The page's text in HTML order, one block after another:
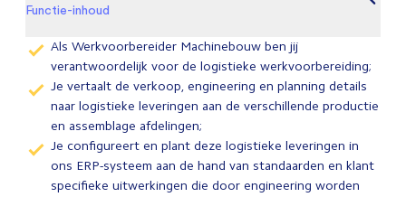
Functie-inhoud
Als Werkvoorbereider Machinebouw ben jij
verantwoordelijk voor de logistieke werkvoorbereiding;
Je vertaalt de verkoop, engineering en planning details
naar logistieke leveringen aan de verschillende productie
en assemblage afdelingen;
Je configureert en plant deze logistieke leveringen in
ons ERP-systeem aan de hand van standaarden en klant
specifieke uitwerkingen die door engineering worden